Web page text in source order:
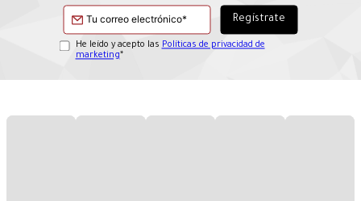
He leído y acepto las Políticas de privacidad de
marketing*